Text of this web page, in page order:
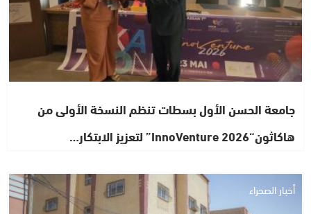
جامعة الحسن الأول بسطات تنظم النسخة الأولى من
هاكاثون“InnoVenture 2026” لتعزيز الابتكار…
أخبار الصحراء